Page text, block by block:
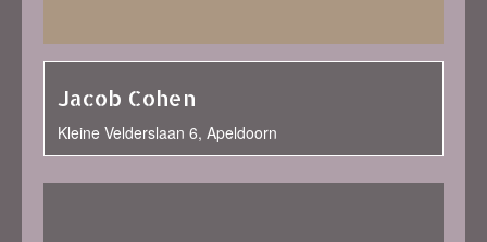
Jacob Cohen
Kleine Velderslaan 6, Apeldoorn